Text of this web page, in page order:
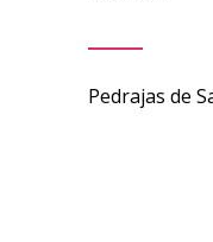
Pedrajas de